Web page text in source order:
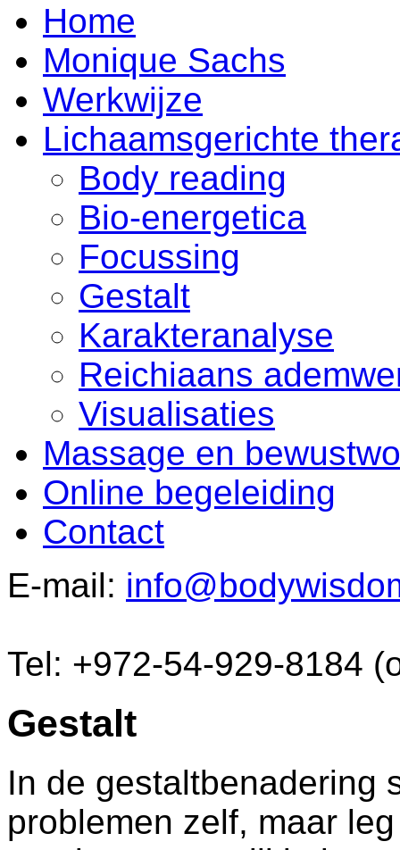
Home
Monique Sachs
Werkwijze
Lichaamsgerichte
Body reading
Bio-energetica
Focussing
Gestalt
Karakteranalyse
Reichiaans
Visualisaties
Massage en
Online begeleiding
Contact
E-mail:
Tel: +972-54-929-8184
Gestalt
In de gestaltbenadering
problemen zelf, maar